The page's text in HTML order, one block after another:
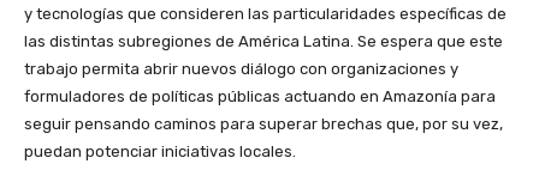
y tecnologías que consideren las particularidades específicas de
las distintas subregiones de América Latina. Se espera que este
trabajo permita abrir nuevos diálogo con organizaciones y
formuladores de políticas públicas actuando en Amazonía para
seguir pensando caminos para superar brechas que, por su vez,
puedan potenciar iniciativas locales.